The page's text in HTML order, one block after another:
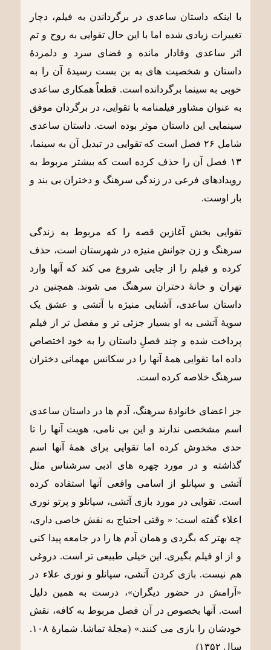
با اینکه داستان ساعدی در برگرداندن به فیلم، دچار
تغییرات زیادی شده اما با این حال تقوایی به روح و تم
اثر ساعدی وفادار مانده و فضای سرد و دلمردۀ
داستان و شخصیت های به بن بست رسیدۀ آن را به
خوبی به سینما برگردانده است. قطعاً همکاری ساعدی
به عنوان مشاور فیلمنامه با تقوایی، در برگردان موفق
سینمایی این داستان موثر بوده است. داستان ساعدی
شامل ۲۶ فصل است که تقوایی در تبدیل آن به سینما،
۱۳ فصل آن را حذف کرده است که بیشتر مربوط به
رویدادهای فرعی در زندگی سرهنگ و دختران بی بند و
بار اوست.
تقوایی بخش آغازین قصه را که مربوط به زندگی
سرهنگ و زن جوانش منیژه در شهرستان است، حذف
کرده و فیلم را از جایی شروع می کند که آنها وارد
تهران و خانۀ دختران سرهنگ می شوند. همچنین در
داستان ساعدی، آشنایی منیژه با آتشی و عشق یک
سویۀ آتشی به او بسیار جزئی تر و مفصل تر از فیلم
پرداخت شده و چند فصلِ داستان را به خود اختصاص
داده اما تقوایی همۀ آنها را در سکانس مهمانی دختران
سرهنگ خلاصه کرده است.
جز اعضای خانوادۀ سرهنگ، آدم ها در داستان ساعدی
اسم مشخصی ندارند و این بی نامی، هویت آنها را تا
حدی مخدوش کرده اما تقوایی برای همۀ آنها اسم
گذاشته و در مورد چهره های ادبی سرشناس مثل
آتشی و سپانلو از اسامی واقعی آنها استفاده کرده
است. تقوایی در مورد بازی آتشی، سپانلو و پرتو نوری
اعلاء گفته است: « وقتی احتیاج به نقش خاصی داری،
چه بهتر که بگردی و همان آدم ها را در جامعه پیدا کنی
و از او فیلم بگیری. این خیلی طبیعی تر است. دروغی
هم نیست. بازی کردن آتشی، سپانلو و نوری علاء در
«آرامش در حضور دیگران»، درست به همین دلیل
است. آنها بخصوص در آن فصل مربوط به کافه، نقش
خودشان را بازی می کنند.» (مجلۀ تماشا. شمارۀ ۱۰۸.
سال ۱۳۵۲)